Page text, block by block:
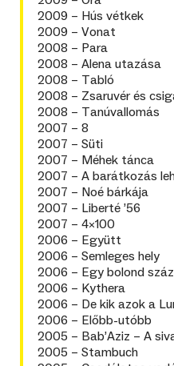
2009 – Hús vétkek
2009 – Vonat
2008 – Para
2008 – Alena utazása
2008 – Tabló
2008 – Zsaruvér és
2008 – Tanúvallomás
2007 – 8
2007 – Süti
2007 – Méhek tánca
2007 – A barátkozás
2007 – Noé bárkája
2007 – Liberté ’56
2007 – 4×100
2006 – Együtt
2006 – Semleges hely
2006 – Egy bolond
2006 – Kythera
2006 – De kik azok a
2006 – Előbb-utóbb
2005 – Bab’Aziz – A
2005 – Stambuch